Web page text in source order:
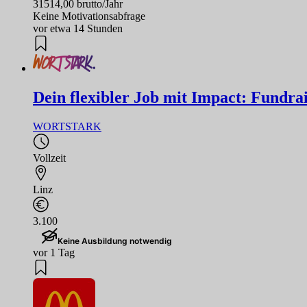
31514,00 brutto/Jahr
Keine Motivationsabfrage
vor etwa 14 Stunden
Dein flexibler Job mit Impact:
WORTSTARK
Vollzeit
Linz
3.100
Keine Ausbildung notwendig
vor 1 Tag